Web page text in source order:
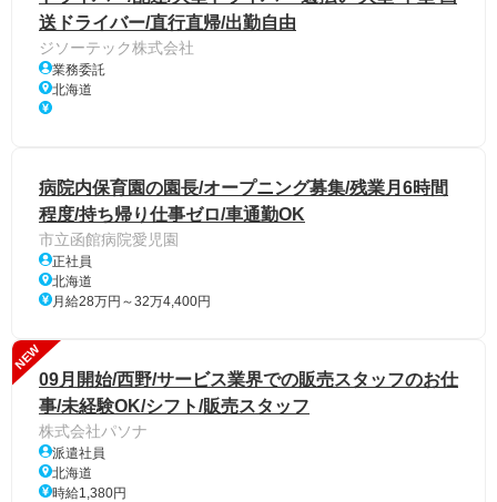
送ドライバー/直行直帰/出勤自由
ジソーテック株式会社
業務委託
北海道
病院内保育園の園長/オープニング募集/残業月6時間
程度/持ち帰り仕事ゼロ/車通勤OK
市立函館病院愛児園
正社員
北海道
月給28万円～32万4,400円
NEW
09月開始/西野/サービス業界での販売スタッフのお仕
事/未経験OK/シフト/販売スタッフ
株式会社パソナ
派遣社員
北海道
時給1,380円